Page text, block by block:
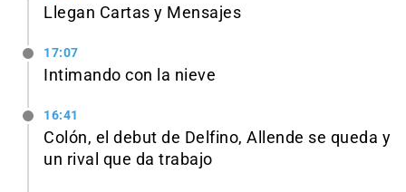
Llegan Cartas y Mensajes
17:07
Intimando con la nieve
16:41
Colón, el debut de Delfino, Allende se queda y
un rival que da trabajo